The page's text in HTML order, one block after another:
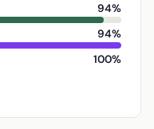
94%
94%
100%